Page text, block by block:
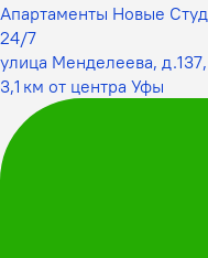
Апартаменты Новые
24/7
улица Менделеева,
3,1 км от центра Уфы